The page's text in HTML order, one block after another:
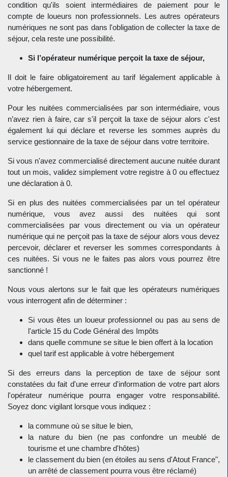
condition qu'ils soient intermédiaires de paiement pour le
compte de loueurs non professionnels. Les autres opérateurs
numériques ne sont pas dans l'obligation de collecter la taxe de
séjour, cela reste une possibilité.
Si l’opérateur numérique perçoit la taxe de séjour,
Il doit le faire obligatoirement au tarif légalement applicable à
votre hébergement.
Pour les nuitées commercialisées par son intermédiaire, vous
n’avez rien à faire, car s'il perçoit la taxe de séjour alors c'est
également lui qui déclare et reverse les sommes auprès du
service gestionnaire de la taxe de séjour dans votre territoire.
Si vous n'avez commercialisé directement aucune nuitée durant
tout un mois, validez simplement votre registre à 0 ou effectuez
une déclaration à 0.
Si en plus des nuitées commercialisées par un tel opérateur
numérique, vous avez aussi des nuitées qui sont
commercialisées par vous directement ou via un opérateur
numérique qui ne perçoit pas la taxe de séjour alors vous devez
percevoir, déclarer et reverser les sommes correspondants à
ces nuitées. Si vous ne le faites pas alors vous pourrez être
sanctionné !
Nous vous alertons sur le fait que les opérateurs numériques
vous interrogent afin de déterminer :
Si vous êtes un loueur professionnel ou pas au sens de
l'article 15 du Code Général des Impôts
dans quelle commune se situe le bien offert à la location
quel tarif est applicable à votre hébergement
Si des erreurs dans la perception de taxe de séjour sont
constatées du fait d'une erreur d'information de votre part alors
l'opérateur numérique pourra engager votre responsabilité.
Soyez donc vigilant lorsque vous indiquez :
la commune où se situe le bien,
la nature du bien (ne pas confondre un meublé de
tourisme et une chambre d'hôtes)
le classement du bien (en étoiles au sens d'Atout France",
un arrêté de classement pourra vous être réclamé)